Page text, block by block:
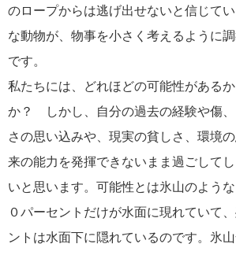
のロープからは逃げ出せないと信じて
な動物が、物事を小さく考えるように
です。
私たちには、どれほどの可能性がある
か？ しかし、自分の過去の経験や傷、
さの思い込みや、現実の貧しさ、環境
来の能力を発揮できないまま過ごして
いと思います。可能性とは氷山のような
０パーセントだけが水面に現れていて
ントは水面下に隠れているのです。氷